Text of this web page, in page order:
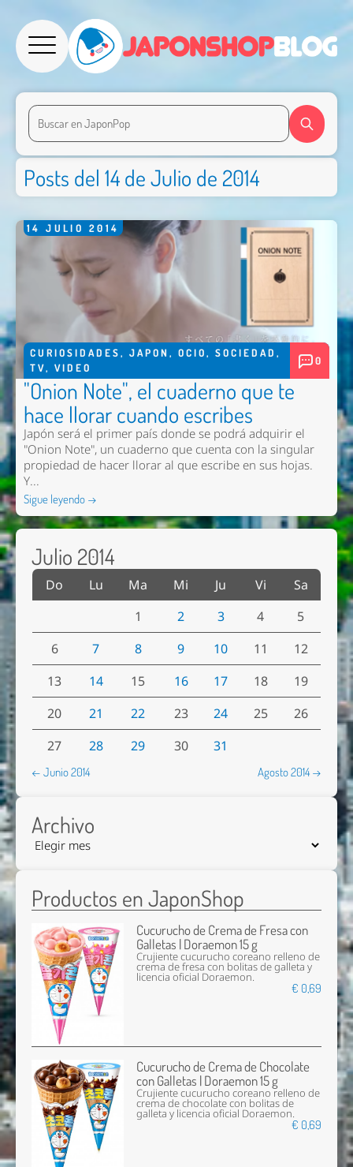
Posts del 14 de Julio de 2014
14 JULIO 2014
CURIOSIDADES, JAPON , OCIO, SOCIEDAD ,
TV, VIDEO
0
"Onion Note", el cuaderno que te
hace llorar cuando escribes
Japón será el primer país donde se podrá adquirir el
"Onion Note", un cuaderno que cuenta con la singular
propiedad de hacer llorar al que escribe en sus hojas.
Y...
Sigue leyendo →
Julio 2014
Do Lu Ma Mi Ju Vi
Sa
1
2 3 4
5
6
7 8 9 10 11
12
13
14 15 16 17 18
19
20
21 22 23 24 25
26
27
28 29 30 31
← Junio 2014 Agosto 2014 →
Archivo
Productos en JaponShop
Cucurucho de Crema de Fresa con
Galletas | Doraemon 15 g
Crujiente cucurucho coreano relleno de
crema de fresa con bolitas de galleta y
licencia oficial Doraemon.
€ 0,69
Cucurucho de Crema de Chocolate
con Galletas | Doraemon 15 g
Crujiente cucurucho coreano relleno de
crema de chocolate con bolitas de
galleta y licencia oficial Doraemon.
€ 0,69